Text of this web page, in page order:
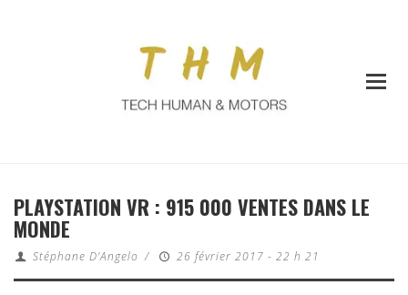
PLAYSTATION VR : 915 000 VENTES DANS LE
MONDE
Stéphane D'Angelo / 26 février 2017 - 22 h 21